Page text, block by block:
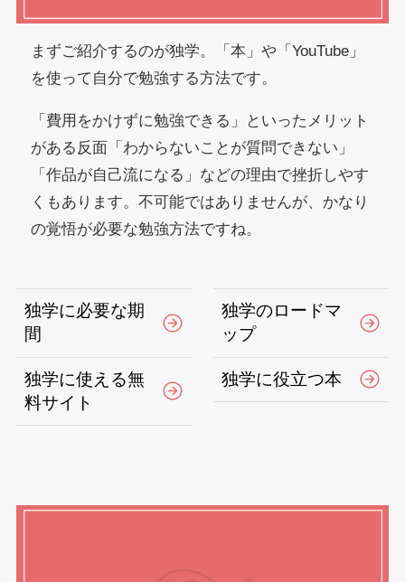
まずご紹介するのが独学。「本」や「YouTube」
を使って自分で勉強する方法です。
「費用をかけずに勉強できる」といったメリット
がある反面「わからないことが質問できない」
「作品が自己流になる」などの理由で挫折しやす
くもあります。不可能ではありませんが、かなり
の覚悟が必要な勉強方法ですね。
独学に必要な期
間
独学に使える無
料サイト
独学のロードマ
ップ
独学に役立つ本